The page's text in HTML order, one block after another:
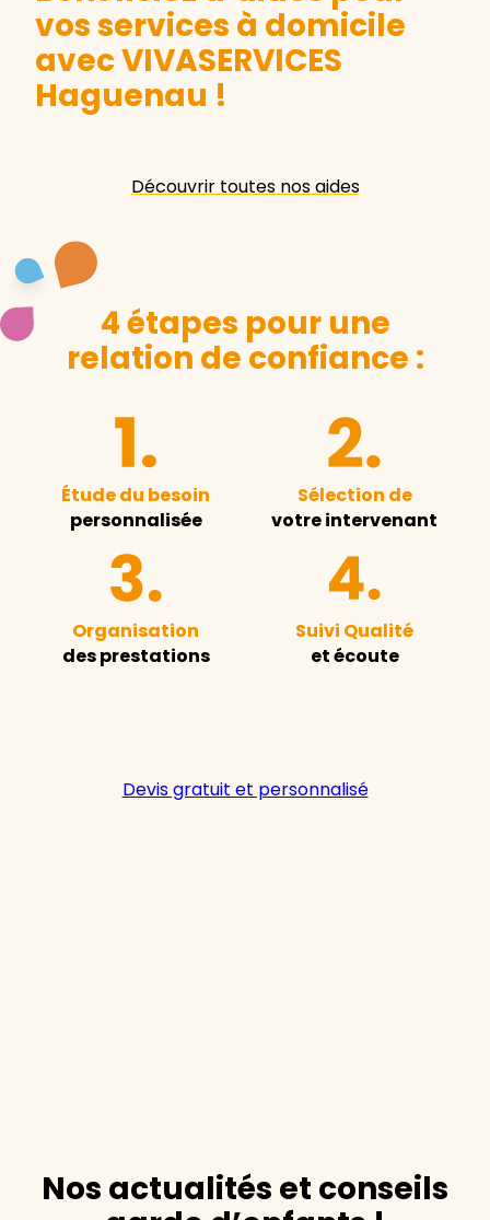
vos services à domicile
avec VIVASERVICES
Haguenau !
Découvrir toutes nos aides
4 étapes pour une
relation de confiance :
Étude du besoin
personnalisée
Sélection de
votre intervenant
Organisation
des prestations
Suivi Qualité
et écoute
Devis gratuit et personnalisé
Nos actualités et conseils